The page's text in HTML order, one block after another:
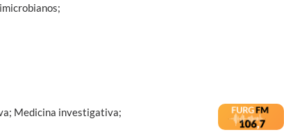
Medicina investigativa;